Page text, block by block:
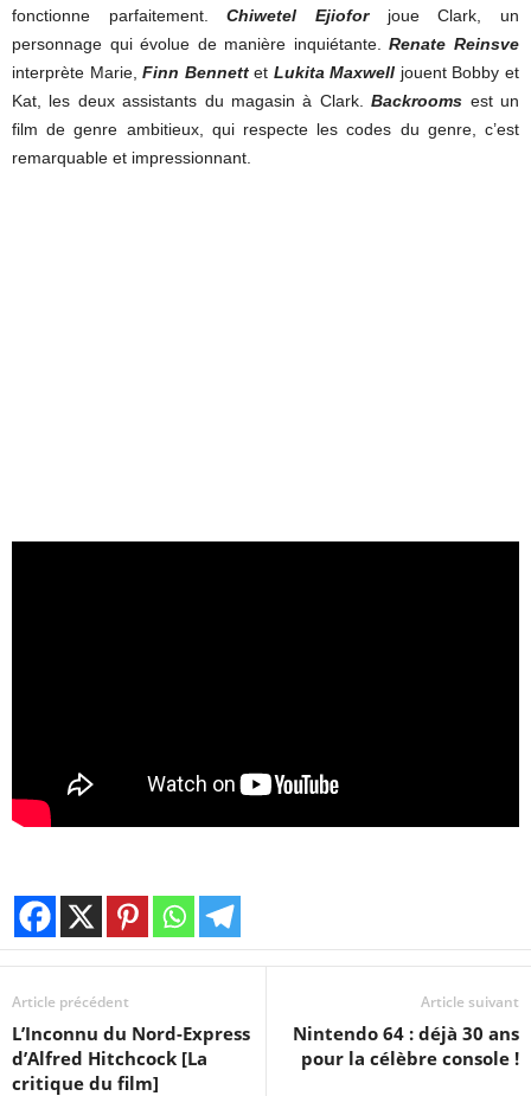
fonctionne parfaitement.Chiwetel Ejioforjoue Clark, un
personnage qui évolue de manière inquiétante.
Renate Reinsve
interprète Marie,Finn Bennettet Lukita Maxwell jouent Bobby et
Kat, les deux assistants du magasin à Clark.Backrooms est un
film de genre ambitieux, qui respecte les codes du genre, c’est
remarquable et impressionnant.
Article précédent
L’Inconnu du Nord-Express
d’Alfred Hitchcock [La
critique du film]
Article suivant
Nintendo 64 : déjà 30 ans
pour la célèbre console !